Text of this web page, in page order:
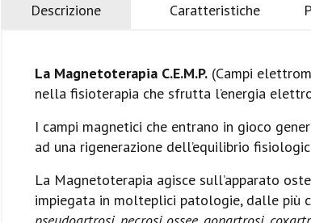
Descrizione Caratteristiche
La Magnetoterapia C.E.M.P. (Campi
nella fisioterapia che sfrutta l’energia
I campi magnetici che entrano in gioco
ad una rigenerazione dell’equilibrio
La Magnetoterapia agisce sull’apparato
impiegata in molteplici patologie, dalle più